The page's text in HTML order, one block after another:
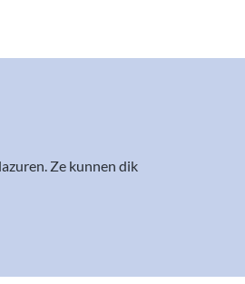
Ze kunnen dik